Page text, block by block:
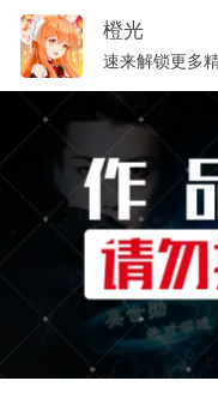
橙光
速来解锁更多